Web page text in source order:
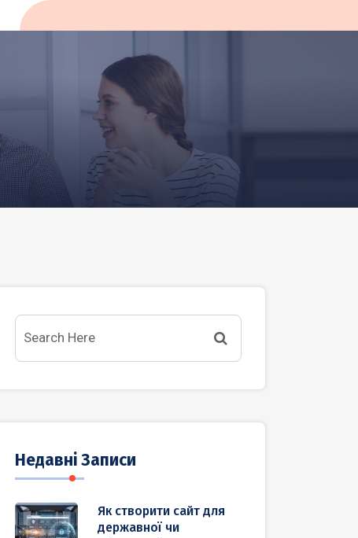
Недавні Записи
Як створити сайт для
державної чи